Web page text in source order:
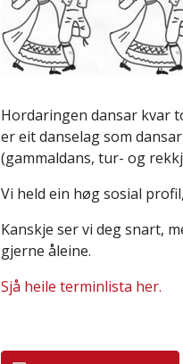
Hordaringen dansar kvar
er eit danselag som
(gammaldans, tur- og
Vi held ein høg sosial
Kanskje ser vi deg snart,
gjerne åleine.
Sjå heile terminlista her.